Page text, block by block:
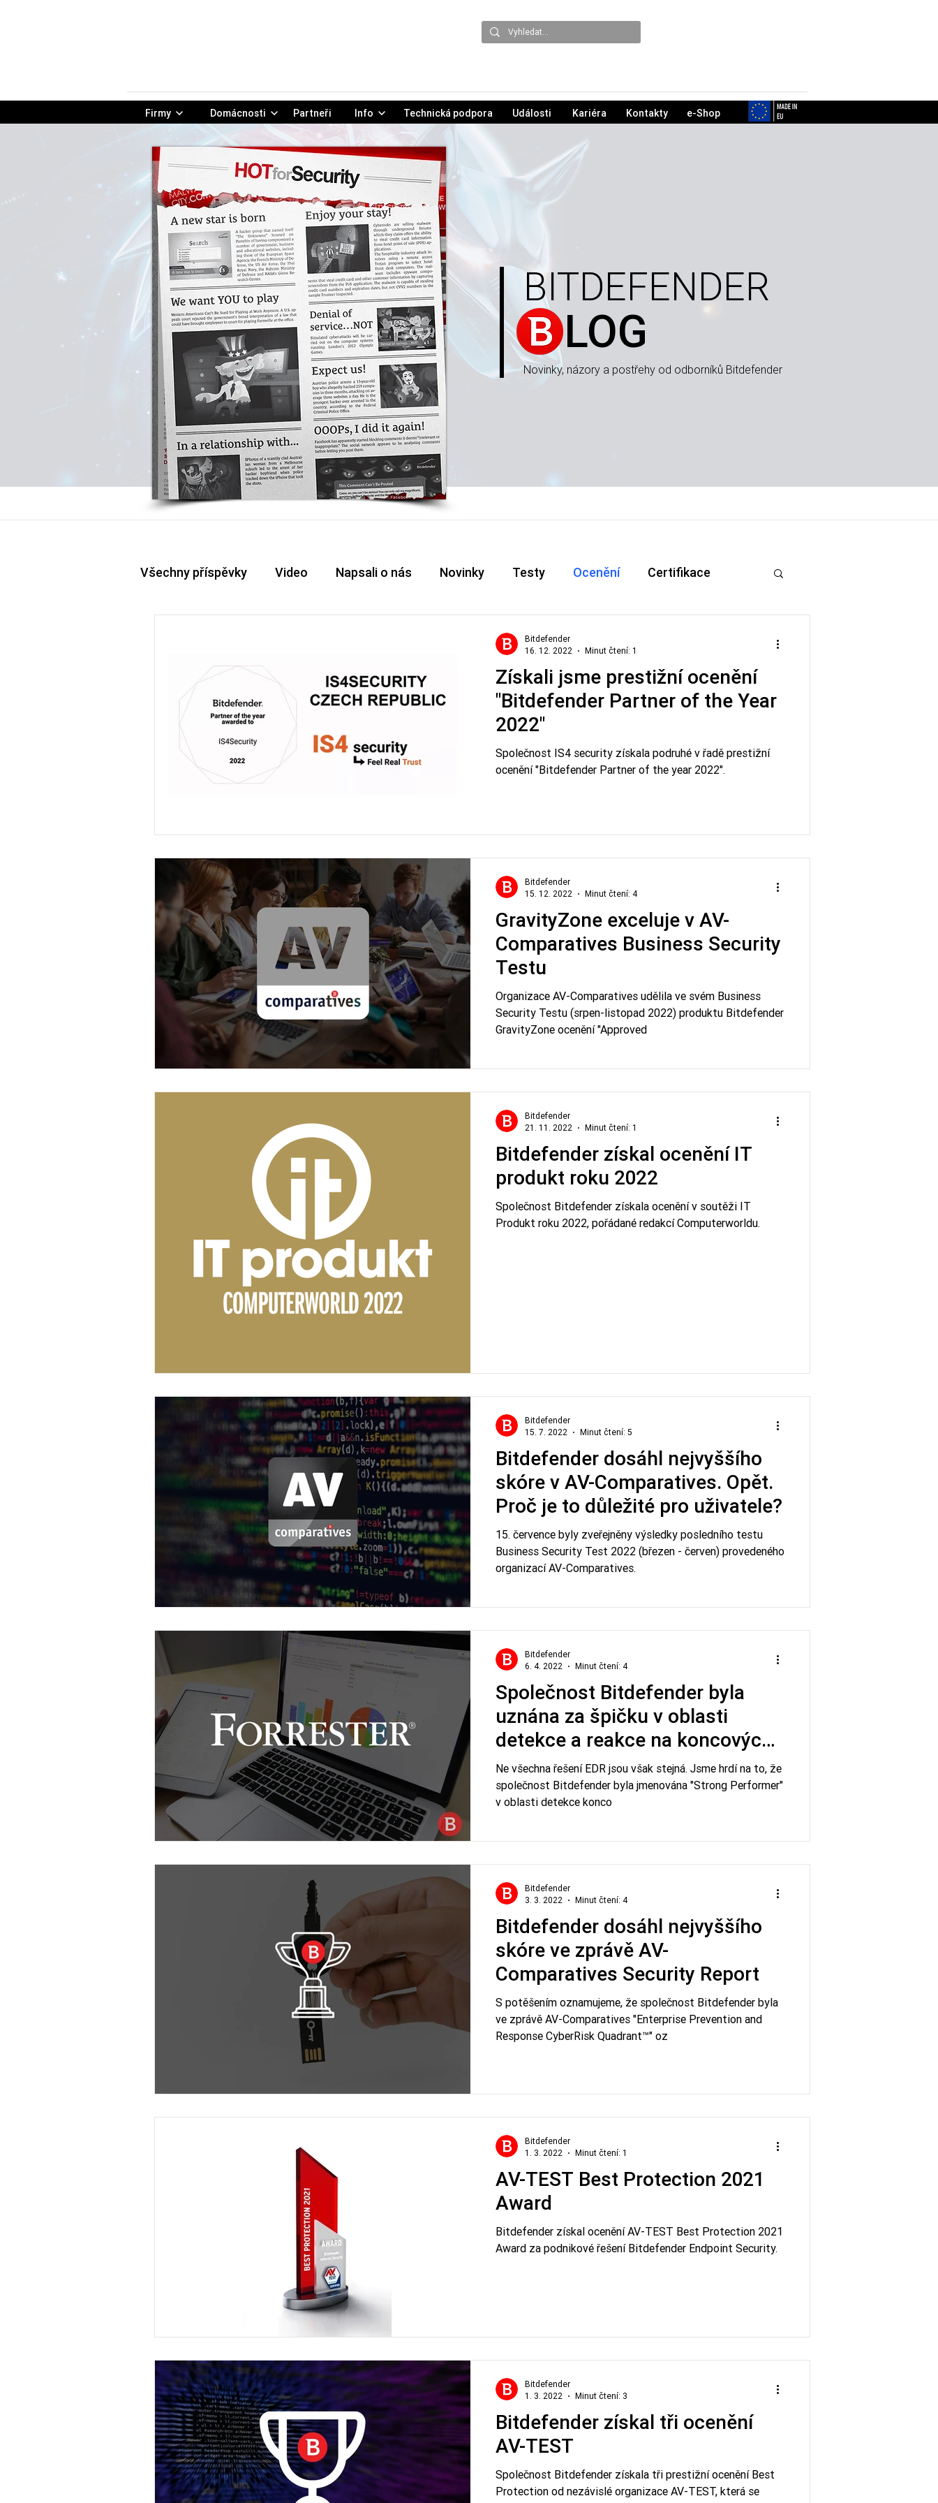
Firmy Domácnosti Partneři Info Technická podpora Události Kariéra Kontakty e-Shop
BITDEFENDER
LOG
Novinky, názory a postřehy od odborníků Bitdefender
Všechny příspěvky Video Napsali o nás Novinky Testy Ocenění Certifikace
Získali jsme prestižní ocenění
"Bitdefender Partner of the Year
2022"
Společnost IS4 security získala podruhé v řadě prestižní
ocenění "Bitdefender Partner of the year 2022".
Bitdefender
16. 12. 2022
Minut čtení: 1
GravityZone exceluje v AV-
Comparatives Business Security
Testu
Organizace AV-Comparatives udělila ve svém Business
Security Testu (srpen-listopad 2022) produktu Bitdefender
GravityZone ocenění "Approved
Bitdefender
15. 12. 2022
Minut čtení: 4
Bitdefender získal ocenění IT
produkt roku 2022
Společnost Bitdefender získala ocenění v soutěži IT
Produkt roku 2022, pořádané redakcí Computerworldu.
Bitdefender
21. 11. 2022
Minut čtení: 1
Bitdefender dosáhl nejvyššího
skóre v AV-Comparatives. Opět.
Proč je to důležité pro uživatele?
15. července byly zveřejněny výsledky posledního testu
Business Security Test 2022 (březen - červen) provedeného
organizací AV-Comparatives.
Bitdefender
15. 7. 2022
Minut čtení: 5
Společnost Bitdefender byla
uznána za špičku v oblasti
detekce a reakce na koncových
bodech
Ne všechna řešení EDR jsou však stejná. Jsme hrdí na to, že
společnost Bitdefender byla jmenována "Strong Performer"
v oblasti detekce konco
Bitdefender
6. 4. 2022
Minut čtení: 4
Bitdefender dosáhl nejvyššího
skóre ve zprávě AV-
Comparatives Security Report
S potěšením oznamujeme, že společnost Bitdefender byla
ve zprávě AV-Comparatives "Enterprise Prevention and
Response CyberRisk Quadrant™" oz
Bitdefender
3. 3. 2022
Minut čtení: 4
AV-TEST Best Protection 2021
Award
Bitdefender získal ocenění AV-TEST Best Protection 2021
Award za podnikové řešení Bitdefender Endpoint Security.
Bitdefender
1. 3. 2022
Minut čtení: 1
Bitdefender získal tři ocenění
AV-TEST
Společnost Bitdefender získala tři prestižní ocenění Best
Protection od nezávislé organizace AV-TEST, která se
Bitdefender
1. 3. 2022
Minut čtení: 3